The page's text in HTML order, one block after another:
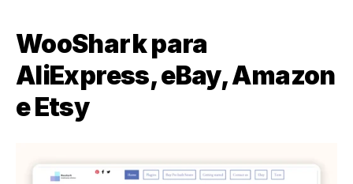
WooShark para
AliExpress, eBay, Amazon
e Etsy